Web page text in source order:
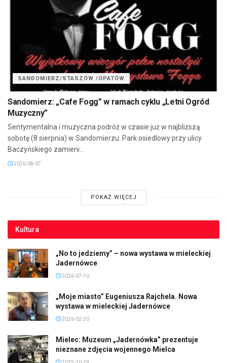
SANDOMIERZ/STASZÓW /OPATÓW
Sandomierz: „Cafe Fogg” w ramach cyklu „Letni Ogród
Muzyczny”
Sentymentalna i muzyczna podróż w czasie już w najbliższą
sobotę (8 sierpnia) w Sandomierzu. Park osiedlowy przy ulicy
Baczyńskiego zamieni...
2026-08-07
POKAŻ WIĘCEJ
Kultura
„No to jedziemy” – nowa wystawa w mieleckiej
Jadernówce
2026-07-10
„Moje miasto” Eugeniusza Rajchela. Nowa
wystawa w mieleckiej Jadernówce
2026-02-20
Mielec: Muzeum „Jadernówka” prezentuje
nieznane zdjęcia wojennego Mielca